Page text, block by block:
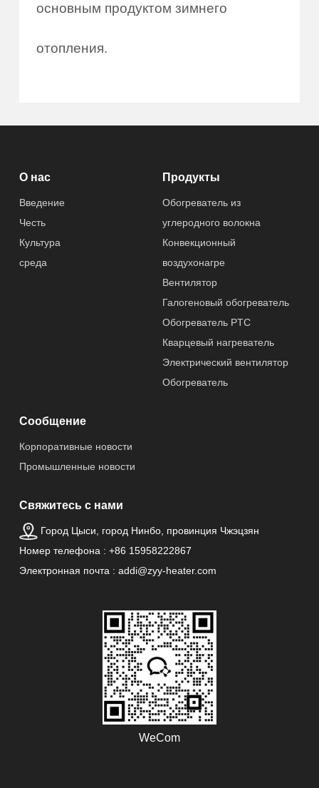
основным продуктом зимнего
отопления.
О нас
Введение
Честь
Культура
среда
Продукты
Обогреватель из
углеродного волокна
Конвекционный
воздухонагре
Вентилятор
Галогеновый обогреватель
Обогреватель PTC
Кварцевый нагреватель
Электрический вентилятор
Обогреватель
Сообщение
Корпоративные новости
Промышленные новости
Свяжитесь с нами
Город Цыси, город Нинбо, провинция Чжэцзян
Номер телефона : +86 15958222867
Электронная почта : addi@zyy-heater.com
WeCom